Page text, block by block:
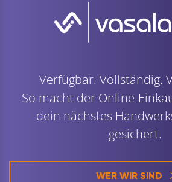
Verfügbar. Vollständig.
So macht der Online-
dein nächstes
gesichert.
WER WIR SIND